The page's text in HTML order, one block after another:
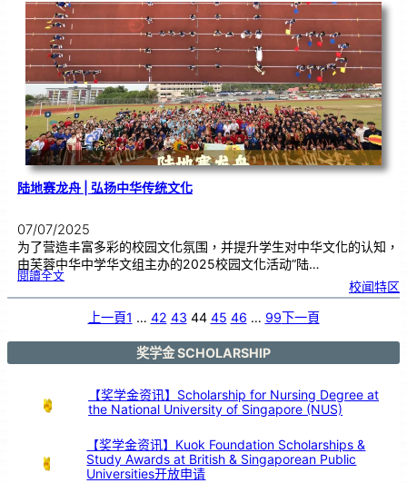
2
5
年
第
三
期
陆地赛龙舟 | 弘扬中华传统文化
07/07/2025
为了营造丰富多彩的校园文化氛围，并提升学生对中华文化的认知，
由芙蓉中华中学华文组主办的2025校园文化活动“陆…
閱讀全文:陆
龙
传
化
校闻特区
上一頁1 … 42 43 44 45 46 … 99下一頁
奖学金 SCHOLARSHIP
【奖学金资讯】Scholarship for Nursing Degree at
the National University of Singapore (NUS)
【奖学金资讯】Kuok Foundation Scholarships &
Study Awards at British & Singaporean Public
Universities开放申请